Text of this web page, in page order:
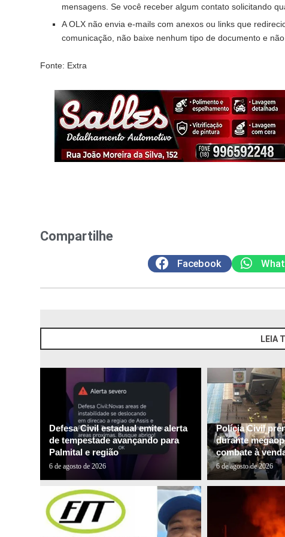
mensagens. Se você receber algum contato solicitando
A OLX não envia e-mails com anexos ou links que
comunicação, não baixe nenhum tipo de documento e não
Fonte: Extra
Compartilhe
Facebook
LEIA
Defesa Civil estadual emite alerta
de tempestade avançando para
Palmital e região
6 de agosto de 2026
Polícia Civil
durante
combate à
6 de agosto de 2026